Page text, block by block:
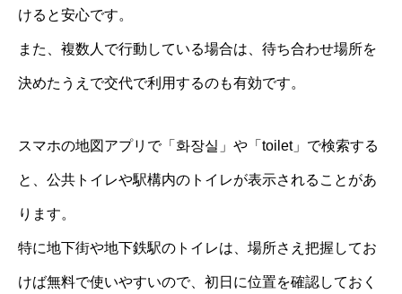
けると安心です。
また、複数人で行動している場合は、待ち合わせ場所を
決めたうえで交代で利用するのも有効です。
スマホの地図アプリで「화장실」や「toilet」で検索する
と、公共トイレや駅構内のトイレが表示されることがあ
ります。
特に地下街や地下鉄駅のトイレは、場所さえ把握してお
けば無料で使いやすいので、初日に位置を確認しておく